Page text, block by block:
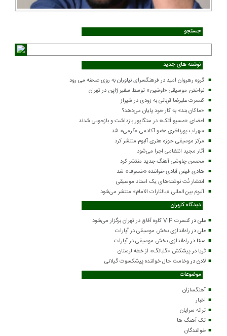
جستجو
نوشته های جدید
گروه رهروان امید در فرهنگسرای نیاوران به روی صحنه می رود
نواختن موسیقی «اوشین» توسط سفیر ژاپن در تهران
کنسرت علیرضا قربانی به زودی در شیراز
«ماکان بند» به کار خود پایان می‌دهد؟
اعضای «مسیو اَتک» در سنگاپور بازداشت و بازجویی شدند
سهراب پورناظری عضو آکادمی «گرمی» شد
مرکز موسیقی حوزه هنری آلبوم منتشر کرد
آثار مجید انتظامی اجرا می‌شود
محسن چاوشی آهنگ جدید منتشر کرد
هادی فیض آبادی خواننده «خسوف» شد
انتشار نُت نوشته‌های یک استاد موسیقی
آلبوم بین‌المللی «یالثارات الامام» منتشر می‌شود
دیدگاه کاربران
علیدرکنسرت VIP کاوه آفاق در تهران برگزار می‌شود
علیدرراه‌اندازی بخش موسیقی در آپارات
سینا درراه‌اندازی بخش موسیقی در آپارات
ثریا درپیشکش «گلبانگ» از خطه لرستان
لادندروخامت حال خواننده پیشکسوت گیلانی
موضوعات
آهنگسازان
اخبار
ترانه سرایان
تک آهنگ ها
خوانندگان